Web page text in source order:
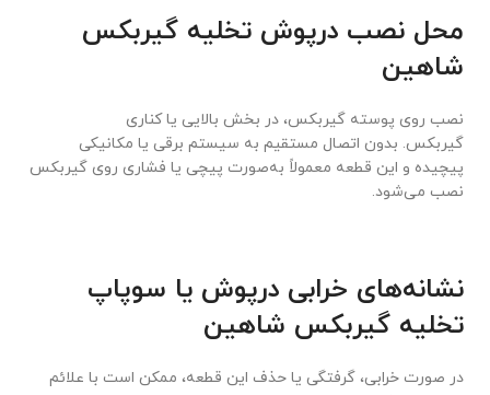
محل نصب درپوش تخلیه گیربکس
شاهین
نصب روی پوسته گیربکس، در بخش بالایی یا کناری
گیربکس. بدون اتصال مستقیم به سیستم برقی یا مکانیکی
پیچیده و این قطعه معمولاً به‌صورت پیچی یا فشاری روی گیربکس
نصب می‌شود.
نشانه‌های خرابی درپوش یا سوپاپ
تخلیه گیربکس شاهین
در صورت خرابی، گرفتگی یا حذف این قطعه، ممکن است با علائم